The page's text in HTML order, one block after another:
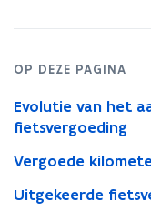
OP DEZE PAGINA
Evolutie van het
fietsvergoeding
Vergoede
Uitgekeerde